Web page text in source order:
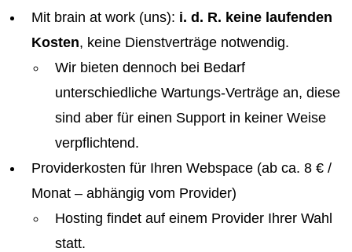
Mit brain at work (uns): i. d. R. keine laufenden
Kosten, keine Dienstverträge notwendig.
Wir bieten dennoch bei Bedarf
unterschiedliche Wartungs-Verträge an, diese
sind aber für einen Support in keiner Weise
verpflichtend.
Providerkosten für Ihren Webspace (ab ca. 8 € /
Monat – abhängig vom Provider)
Hosting findet auf einem Provider Ihrer Wahl
statt.